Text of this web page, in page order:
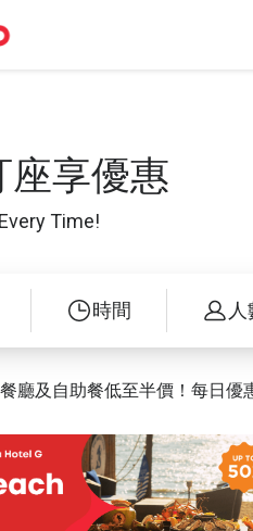
座享優惠
Time!
時間
廳及自助餐低至半價！每日優